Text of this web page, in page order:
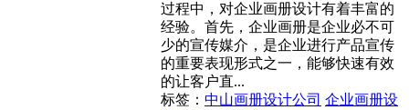
过程中，对企业画册设计有着丰富的
经验。首先，企业画册是企业必不可
少的宣传媒介，是企业进行产品宣传
的重要表现形式之一，能够快速有效
的让客户直...
标签： 中山画册设计公司 企业画册设